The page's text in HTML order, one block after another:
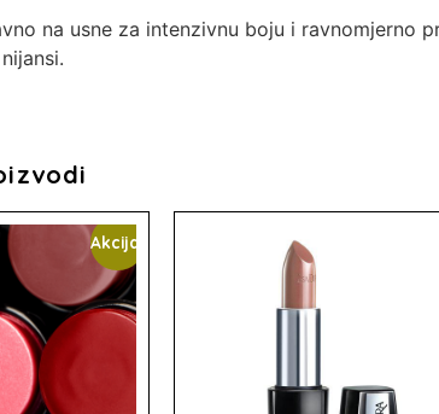
na usne za intenzivnu boju i ravnomjerno
Akcija!